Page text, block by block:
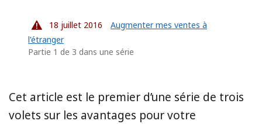
18 juillet 2016
Augmenter mes ventes à
l'étranger
Partie 1 de 3 dans une série
Cet article est le premier d’une série de trois
volets sur les avantages pour votre